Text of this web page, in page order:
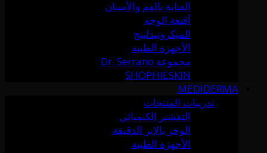
العناية بالفم والأسنان
أقنعة الوجه
الميكرونيدلينج
الأجهزة الطبية
مجموعة Dr. Serrano
SHOPHIESKIN
MEDIDERMA
تدريبات المنتجات
التقشير الكيميائي
الوخز بالإبر الدقيقة
الأجهزة الطبية